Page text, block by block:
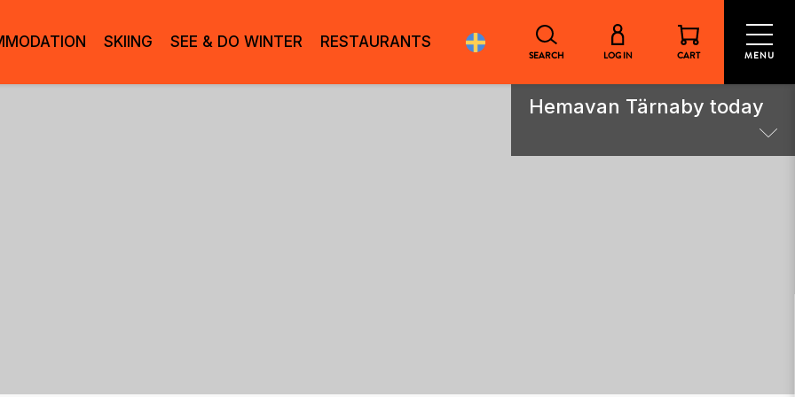
SKIING SEE & DO WINTER RESTAURANTS
SEARCH LOG IN CART MENU
Hemavan Tärnaby today